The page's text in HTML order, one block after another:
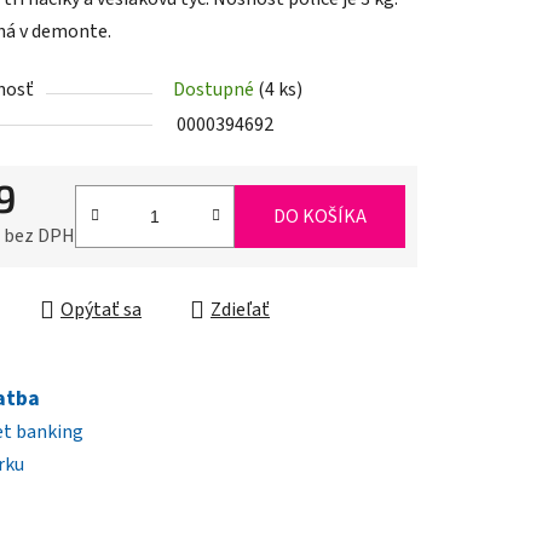
v demonte.
Dostupné (4 ks)
0000394692
DPH
DO KOŠÍKA
Opýtať sa Zdieľať
banking